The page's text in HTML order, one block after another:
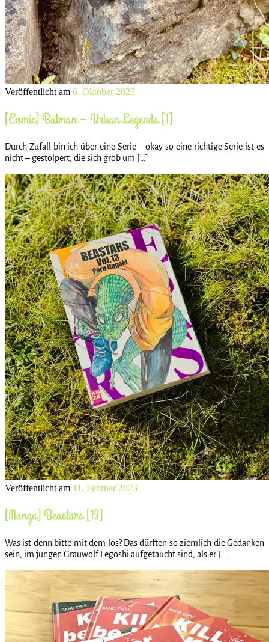
Veröffentlicht am 6. Oktober 2023
[Comic] Batman – Urban Legends [1]
Durch Zufall bin ich über eine Serie – okay so eine richtige Serie ist es
nicht – gestolpert, die sich grob um […]
Veröffentlicht am 11. Februar 2023
[Manga] Beastars [13]
Was ist denn bitte mit dem los? Das dürften so ziemlich die Gedanken
sein, im jungen Grauwolf Legoshi aufgetaucht sind, als er […]